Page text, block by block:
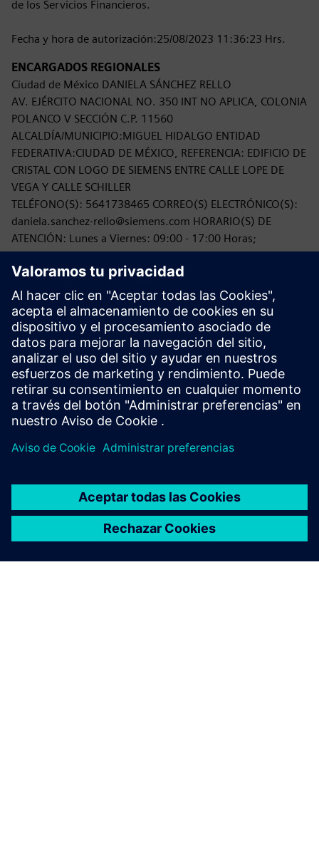
de los Servicios Financieros.
Fecha y hora de autorización:25/08/2023 11:36:23 Hrs.
ENCARGADOS REGIONALES
Ciudad de México DANIELA SÁNCHEZ RELLO
AV. EJÉRCITO NACIONAL NO. 350 INT NO APLICA, COLONIA
POLANCO V SECCIÓN C.P. 11560
ALCALDÍA/MUNICIPIO:MIGUEL HIDALGO ENTIDAD
FEDERATIVA:CIUDAD DE MÉXICO, REFERENCIA: EDIFICIO DE
CRISTAL CON LOGO DE SIEMENS ENTRE CALLE LOPE DE
VEGA Y CALLE SCHILLER
TELÉFONO(S): 5641738465 CORREO(S) ELECTRÓNICO(S):
daniela.sanchez-rello@siemens.com HORARIO(S) DE
ATENCIÓN: Lunes a Viernes: 09:00 - 17:00 Horas;
Así mismo podrá acudir a la CONDUSEF, a través de
cualquier Unidad de Atención a Usuarios, en la página web
https://www.condusef.gob.mxo por medio del CCAMER
(Centro de Contacto y Atención por Medios Remotos) en el
teléfono 55 53 400 999.
Versión en PDF